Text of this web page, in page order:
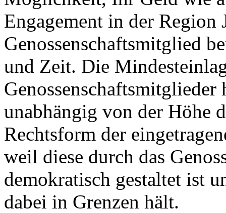
Engagement in der Region
Genossenschaftsmitglied
und Zeit. Die
unabhängig von der Höhe
Rechtsform der
weil diese durch das
demokratisch gestaltet ist
dabei in Grenzen hält.